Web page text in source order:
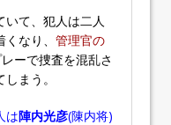
て、犯人は二人
なり、 管理官の
ーで捜査を混乱さ
まう。
は陣内光彦(陳内将)